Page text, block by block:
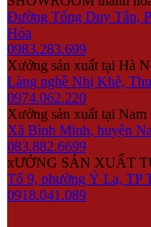
Đường Tống Duy Tân,
Hóa
0983.283.699
Xưởng sản xuất tại Hà
Làng nghề Nhị Khê,
0974.062.220
Xưởng sản xuất tại
Xã Bình Minh, huyện
083.882.6699
xƯỞNG SẢN XUẤT
Tổ 9, phường Ỷ La, TP
0918.041.089